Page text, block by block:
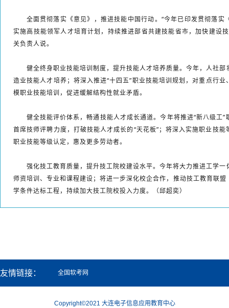
全面贯彻落实《意见》，推进技能中国行动。“今年已印发贯彻落
实施高技能领军人才培育计划，持续推进部省共建技能省市，加快建设
关负责人说。
健全终身职业技能培训制度，提升技能人才培养质量。今年，人社
造业技能人才培养；将深入推进“十四五”职业技能培训规划，对重点行
模职业技能培训，促进缓解结构性就业矛盾。
健全技能评价体系，畅通技能人才成长通道。今年将推进“新八级工
首席技师评聘力度，打破技能人才成长的“天花板”；将深入实施职业技
职业技能等级认定，惠及更多劳动者。
强化技工教育质量，提升技工院校建设水平。今年将大力推进工学
师资培训、专业和课程建设；将进一步深化校企合作，推动技工教育联
学条件达标工程，持续加大技工院校投入力度。（邱超奕）
友情链接： 全国软考网
Copyright©2021 大连电子信息应用教育中心